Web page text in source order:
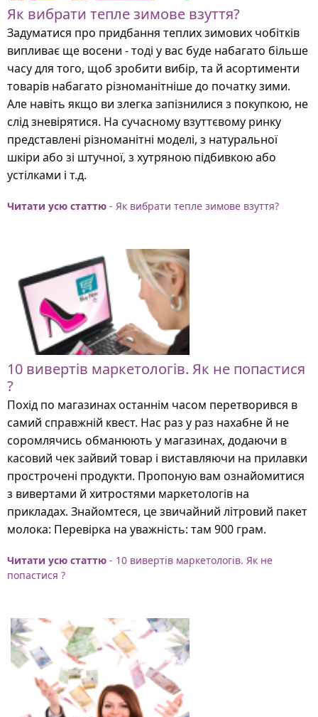
Як вибрати тепле зимове взуття?
Задуматися про придбання теплих зимових чобітків
випливає ще восени - тоді у вас буде набагато більше
часу для того, щоб зробити вибір, та й асортименти
товарів набагато різноманітніше до початку зими.
Але навіть якщо ви злегка запізнилися з покупкою, не
слід зневірятися. На сучасному взуттєвому ринку
представлені різноманітні моделі, з натуральної
шкіри або зі штучної, з хутряною підбивкою або
устілками і т.д.
Читати усю статтю - Як вибрати тепле зимове взуття?
10 вивертів маркетологів. Як не попастися
?
Похід по магазинах останнім часом перетворився в
самий справжній квест. Нас раз у раз нахабне й не
соромлячись обманюють у магазинах, додаючи в
касовий чек зайвий товар і виставляючи на прилавки
прострочені продукти. Пропоную вам ознайомитися
з вивертами й хитростями маркетологів на
прикладах. Знайомтеся, це звичайний літровий пакет
молока: Перевірка на уважність: там 900 грам.
Читати усю статтю - 10 вивертів маркетологів. Як не
попастися ?